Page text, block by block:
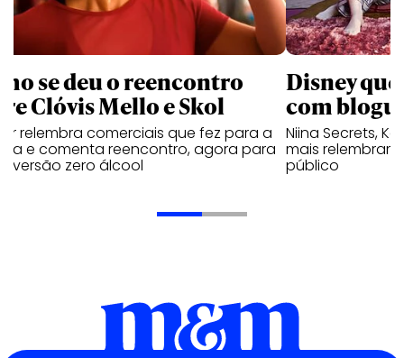
se deu o reencontro
Clóvis Mello e Skol
relembra comerciais que fez para a
e comenta reencontro, agora para
versão zero álcool
Disney
com
Niina Secrets,
mais
público